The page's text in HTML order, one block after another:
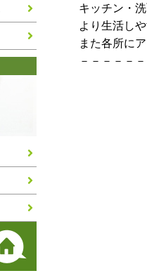
キッチン・
より生活し
また各所に
－－－－－